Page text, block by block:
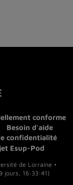
conforme
Besoin d'aide
confidentialité
Esup-Pod
de Lorraine •
jours, 16:33:41)